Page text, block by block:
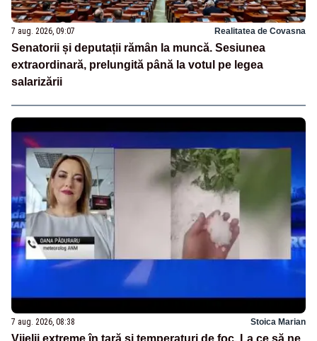
7 aug. 2026, 09:07 Realitatea de Covasna
Senatorii și deputații rămân la muncă. Sesiunea
extraordinară, prelungită până la votul pe legea
salarizării
7 aug. 2026, 08:38 Stoica Marian
Vijelii extreme în țară și temperaturi de foc. La ce să ne